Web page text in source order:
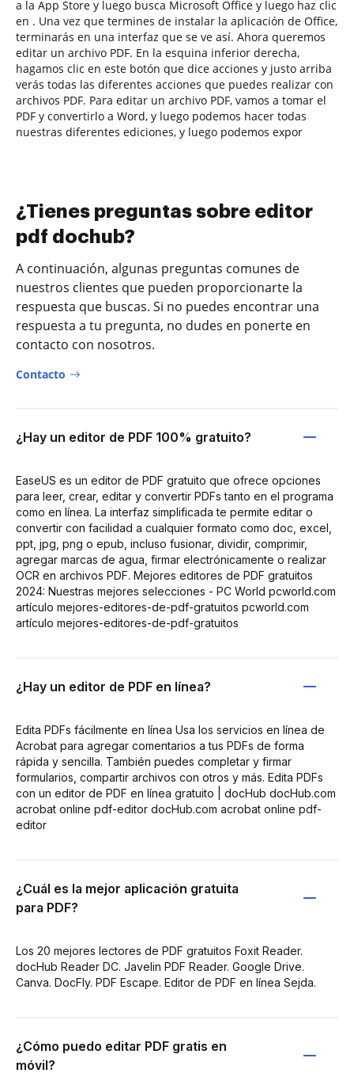
a la App Store y luego busca Microsoft Office y luego haz clic
en . Una vez que termines de instalar la aplicación de Office,
terminarás en una interfaz que se ve así. Ahora queremos
editar un archivo PDF. En la esquina inferior derecha,
hagamos clic en este botón que dice acciones y justo arriba
verás todas las diferentes acciones que puedes realizar con
archivos PDF. Para editar un archivo PDF, vamos a tomar el
PDF y convertirlo a Word, y luego podemos hacer todas
nuestras diferentes ediciones, y luego podemos expor
¿Tienes preguntas sobre editor
pdf dochub?
A continuación, algunas preguntas comunes de
nuestros clientes que pueden proporcionarte la
respuesta que buscas. Si no puedes encontrar una
respuesta a tu pregunta, no dudes en ponerte en
contacto con nosotros.
Contacto
¿Hay un editor de PDF 100% gratuito?
EaseUS es un editor de PDF gratuito que ofrece opciones
para leer, crear, editar y convertir PDFs tanto en el programa
como en línea. La interfaz simplificada te permite editar o
convertir con facilidad a cualquier formato como doc, excel,
ppt, jpg, png o epub, incluso fusionar, dividir, comprimir,
agregar marcas de agua, firmar electrónicamente o realizar
OCR en archivos PDF. Mejores editores de PDF gratuitos
2024: Nuestras mejores selecciones - PC World pcworld.com
artículo mejores-editores-de-pdf-gratuitos pcworld.com
artículo mejores-editores-de-pdf-gratuitos
¿Hay un editor de PDF en línea?
Edita PDFs fácilmente en línea Usa los servicios en línea de
Acrobat para agregar comentarios a tus PDFs de forma
rápida y sencilla. También puedes completar y firmar
formularios, compartir archivos con otros y más. Edita PDFs
con un editor de PDF en línea gratuito | docHub docHub.com
acrobat online pdf-editor docHub.com acrobat online pdf-
editor
¿Cuál es la mejor aplicación gratuita
para PDF?
Los 20 mejores lectores de PDF gratuitos Foxit Reader.
docHub Reader DC. Javelin PDF Reader. Google Drive.
Canva. DocFly. PDF Escape. Editor de PDF en línea Sejda.
¿Cómo puedo editar PDF gratis en
móvil?